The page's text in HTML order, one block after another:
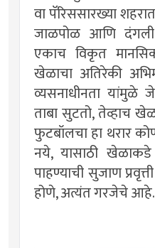
वा पॅरिससारख्या
जाळपोळ आणि दंगली
एकाच विकृत
खेळाचा अतिरेकी
व्यसनाधीनता यांमुळे
ताबा सुटतो, तेव्हाच
फुटबॉलचा हा थरार
नये, यासाठी
पाहण्याची सुजाण
होणे, अत्यंत गरजेचे आहे.